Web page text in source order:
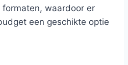
waardoor er
een geschikte optie